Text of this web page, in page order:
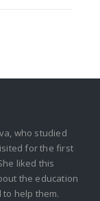
who studied
for the first
liked this
the education
help them.